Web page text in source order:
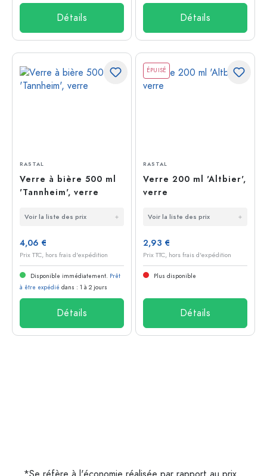
Détails Détails
RASTAL
Verre à bière 500 ml
'Tannheim', verre
Voir la liste des prix
4,06 €
Prix TTC, hors frais d'expédition
Disponible immédiatement. Prêt
à être expédié dans : 1 à 2 jours
Détails
ÉPUISÉ
RASTAL
Verre 200 ml 'Altbier',
verre
Voir la liste des prix
2,93 €
Prix TTC, hors frais d'expédition
Plus disponible
Détails